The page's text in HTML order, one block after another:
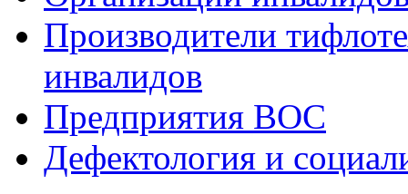
Производители
инвалидов
Предприятия ВОС
Дефектология и